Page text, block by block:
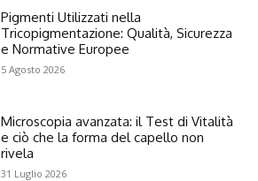
Pigmenti Utilizzati nella
Tricopigmentazione: Qualità, Sicurezza
e Normative Europee
5 Agosto 2026
Microscopia avanzata: il Test di Vitalità
e ciò che la forma del capello non
rivela
31 Luglio 2026